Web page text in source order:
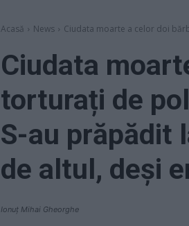
Acasă News Ciudata moarte a celor doi
Ciudata
torturați de
S-au prăpădit
de altul, deși
Ionuț Mihai Gheorghe